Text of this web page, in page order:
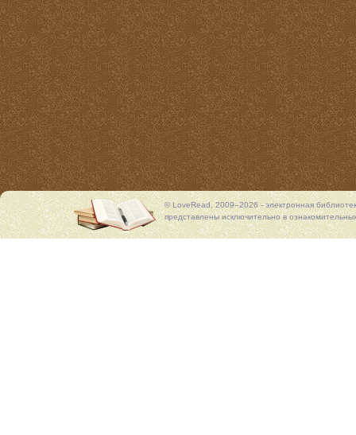
© LoveRead, 2009–2026 - электронная
представлены исключительно в